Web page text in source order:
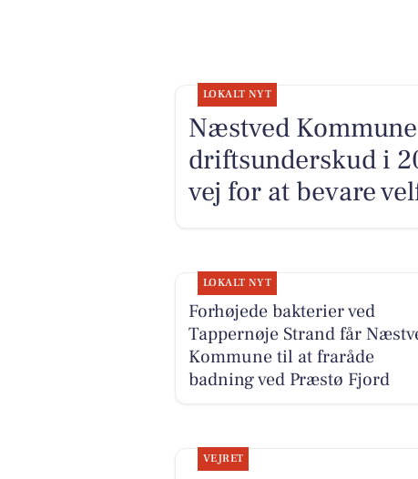
LOKALT NYT
Næstved
driftsunderskud i
vej for at bevare
LOKALT NYT
Forhøjede bakterier ved
Tappernøje Strand får
Kommune til at fraråde
badning ved Præstø Fjord
VEJRET